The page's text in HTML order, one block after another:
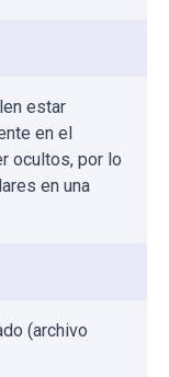
estar
en el
ocultos, por lo
en una
(archivo